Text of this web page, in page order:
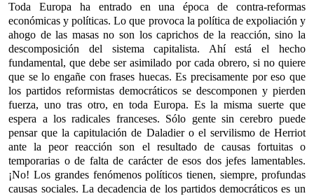
Toda Europa ha entrado en una época de contra-reformas
económicas y políticas. Lo que provoca la política de expoliación y
ahogo de las masas no son los caprichos de la reacción, sino la
descomposición del sistema capitalista. Ahí está el hecho
fundamental, que debe ser asimilado por cada obrero, si no quiere
que se lo engañe con frases huecas. Es precisamente por eso que
los partidos reformistas democráticos se descomponen y pierden
fuerza, uno tras otro, en toda Europa. Es la misma suerte que
espera a los radicales franceses. Sólo gente sin cerebro puede
pensar que la capitulación de Daladier o el servilismo de Herriot
ante la peor reacción son el resultado de causas fortuitas o
temporarias o de falta de carácter de esos dos jefes lamentables.
¡No! Los grandes fenómenos políticos tienen, siempre, profundas
causas sociales. La decadencia de los partidos democráticos es un